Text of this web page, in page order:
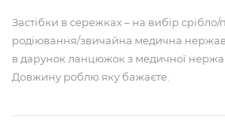
Застібки в сережках – на вибір срібло/
родіювання/звичайна медична
в дарунок ланцюжок з медичної
Довжину роблю яку бажаєте.